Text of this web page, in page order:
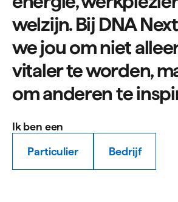
welzijn. Bij DNA
we jou om niet
vitaler te worden,
om anderen te
Ik ben een
Particulier Bedrijf